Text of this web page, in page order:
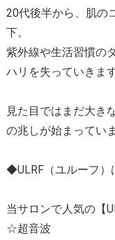
20代後半から、肌の
下。
紫外線や生活習慣の
ハリを失っていきます
見た目ではまだ大き
の兆しが始まっていま
◆ULRF（ユルーフ）
当サロンで人気の【
☆超音波